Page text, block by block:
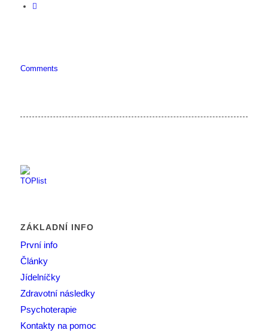
Comments
ZÁKLADNÍ INFO
První info
Články
Jídelníčky
Zdravotní následky
Psychoterapie
Kontakty na pomoc